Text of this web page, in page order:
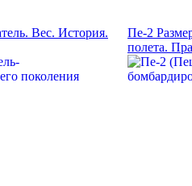
Вес. История.
Пе-2
полета.